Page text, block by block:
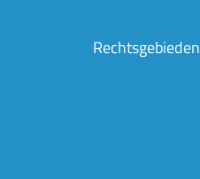
Rechtsgebieden